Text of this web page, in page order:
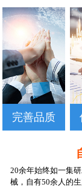
完善品质
20余年始终如一集
械，自有50余人的